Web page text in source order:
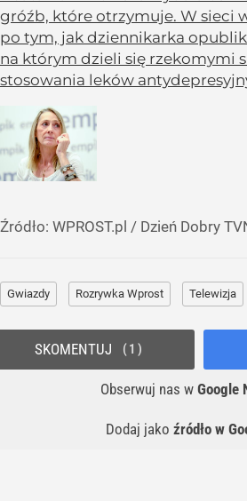
gróźb, które otrzymuje. W sieci
po tym, jak dziennikarka
na którym dzieli się rzekomymi
stosowania leków
Źródło: WPROST.pl / Dzień Dobry
Gwiazdy Rozrywka Wprost Telewizja
Obserwuj nas w Google
Dodaj jako źródło w
SKOMENTUJ 1